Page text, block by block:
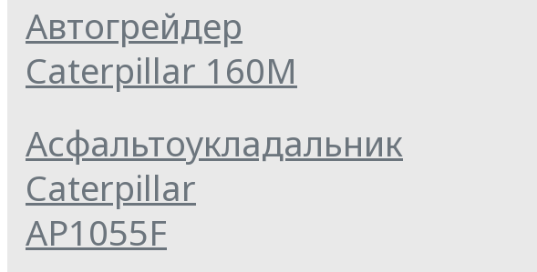
Автогрейдер
Caterpillar 160M
Асфальтоукладальник
Caterpillar
AP1055F